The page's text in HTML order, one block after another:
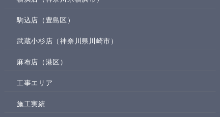
駒込店（豊島区）
武蔵小杉店（神奈川県川崎市）
麻布店（港区）
工事エリア
施工実績